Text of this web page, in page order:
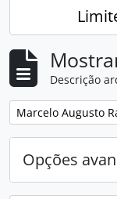
Descrição
Remover filtro:
Marcelo Augusto
Opções